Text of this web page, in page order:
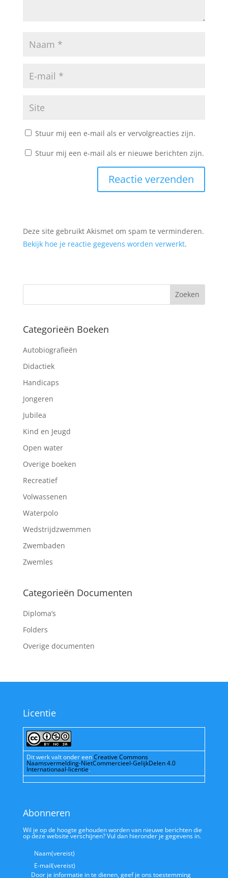
Stuur mij een e-mail als er vervolgreacties zijn.
Stuur mij een e-mail als er nieuwe berichten zijn.
Deze site gebruikt Akismet om spam te verminderen.
Bekijk hoe je reactie gegevens worden verwerkt.
Categorieën Boeken
Autobiografieën
Didactiek
Handicaps
Jongeren
Jubilea
Kind en Jeugd
Open water
Overige boeken
Recreatief
Volwassenen
Waterpolo
Wedstrijdzwemmen
Zwembaden
Zwemles
Categorieën Documenten
Diploma’s
Folders
Overige documenten
Licentie
Dit werk valt onder eenCreative Commons
Naamsvermelding-NietCommercieel-GelijkDelen 4.0
Internationaal-licentie.
Abonneren
Wil je op de hoogte gehouden worden van nieuwe berichten die
op deze website verschijnen? Vul dan hieronder je gegevens in.
Naam(vereist)
E-mail(vereist)
Door je informatie in te dienen, geef je ons toestemming